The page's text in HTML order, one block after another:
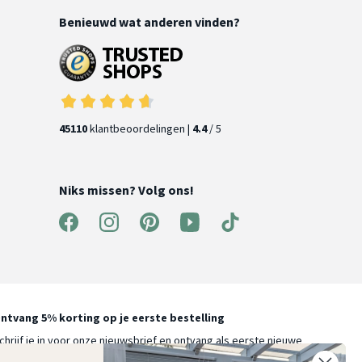
Benieuwd wat anderen vinden?
45110klantbeoordelingen | 4.4/ 5
Niks missen? Volg ons!
5% korting op je eerste bestelling
je in voor onze nieuwsbrief en ontvang als eerste nieuwe
collecties en aanbiedingen